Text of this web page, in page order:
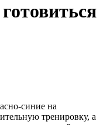
синие на
тренировку, а